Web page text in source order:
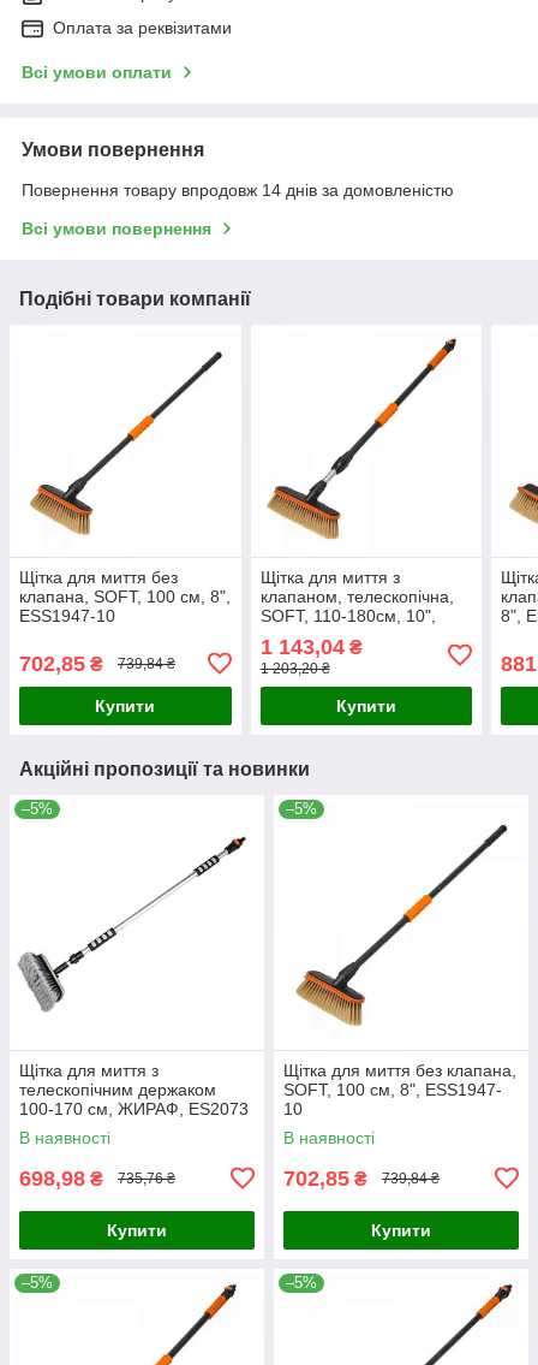
Оплата за реквізитами
Всі умови оплати
Умови повернення
Повернення товару впродовж 14 днів за домовленістю
Всі умови повернення
Подібні товари компанії
Щітка для миття без
клапана, SOFT, 100 см, 8",
ESS1947-10
702,85 ₴ 739,84 ₴
Купити
Щітка для миття з
клапаном, телескопічна,
SOFT, 110-180см, 10",
1 143,04₴
1 203,20 ₴
Купити
8",
Акційні пропозиції та новинки
–5%
Щітка для миття з
телескопічним держаком
100-170 см, ЖИРАФ, ES2073
В наявності
698,98 ₴ 735,76 ₴
Купити
–5%
Щітка для миття без клапана,
SOFT, 100 см, 8", ESS1947-
10
В наявності
702,85 ₴ 739,84 ₴
Купити
–5% –5%